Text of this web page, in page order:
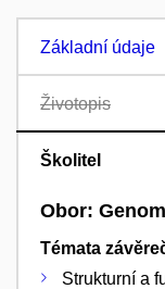
Základní údaje
Životopis
Školitel
Obor:
Témata
Strukturní a